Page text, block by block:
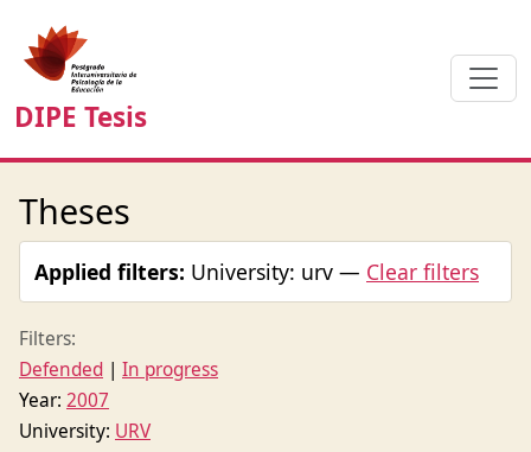
DIPE Tesis
Theses
Applied filters: University: urv — Clear filters
Filters:
Defended | In progress
Year: 2007
University: URV